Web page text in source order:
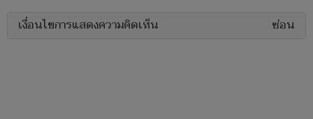
เงื่อนไขการแสดงความคิดเห็น ซ่อน